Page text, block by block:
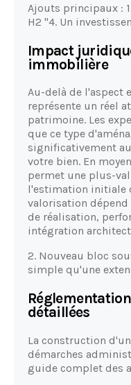
Ajouts principaux :
H2 "4. Un
Impact
immobilière
Au-delà de l'aspect
représente un réel
patrimoine. Les
que ce type
significativement
votre bien. En
permet une plus-
l'estimation initiale
valorisation
de réalisation,
intégration
2. Nouveau bloc
simple qu'une
détaillées
La construction
démarches
guide complet des